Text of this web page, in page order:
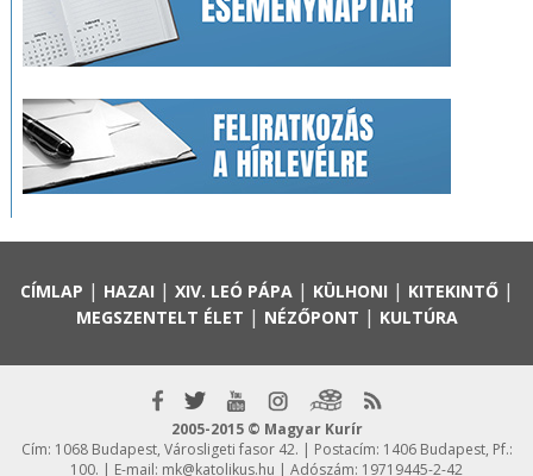
CÍMLAP | HAZAI | XIV. LEÓ PÁPA| KÜLHONI | KITEKINTŐ|
MEGSZENTELT ÉLET | NÉZŐPONT | KULTÚRA
2005-2015 © Magyar Kurír
Cím: 1068 Budapest, Városligeti fasor 42. | Postacím: 1406 Budapest, Pf.:
100. | E-mail: mk@katolikus.hu | Adószám: 19719445-2-42